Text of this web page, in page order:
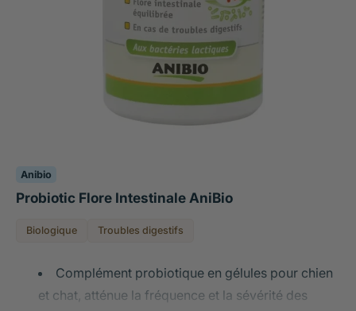
Anibio
Probiotic Flore Intestinale AniBio
Biologique Troubles digestifs
Complément probiotique en gélules pour chien
et chat, atténue la fréquence et la sévérité des